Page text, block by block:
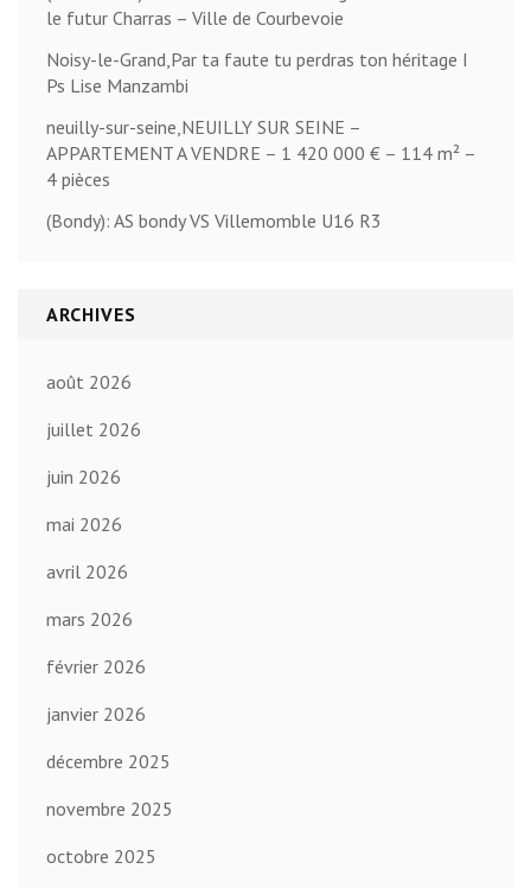
le futur Charras – Ville de Courbevoie
Noisy-le-Grand,Par ta faute tu perdras ton héritage I
Ps Lise Manzambi
neuilly-sur-seine,NEUILLY SUR SEINE –
APPARTEMENT A VENDRE – 1 420 000 € – 114 m² –
4 pièces
(Bondy): AS bondy VS Villemomble U16 R3
ARCHIVES
août 2026
juillet 2026
juin 2026
mai 2026
avril 2026
mars 2026
février 2026
janvier 2026
décembre 2025
novembre 2025
octobre 2025